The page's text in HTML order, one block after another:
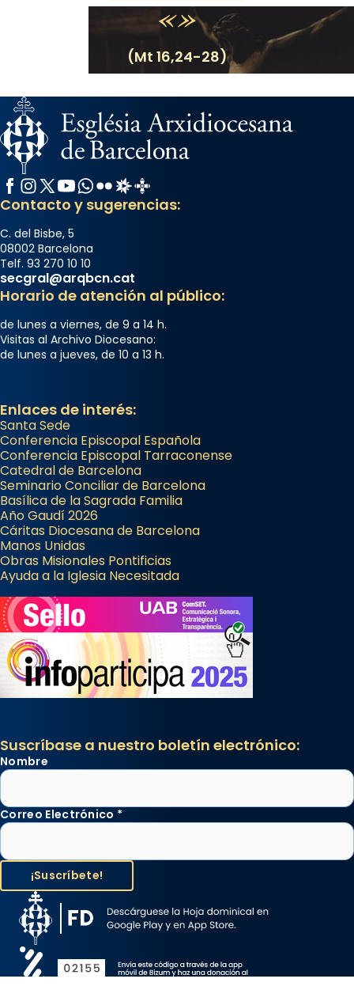
(Mt 16,24-28)
Facebook
Instagram
X / Twitter
YouTube
WhatsApp
FlickrRadio Estel
Catalunya Cristiana
Contacto y sugerencias:
C. del Bisbe, 5
08002 Barcelona
Telf. 93 270 10 10
secgral@arqbcn.cat
Horario de atención al público:
de lunes a viernes, de 9 a 14 h.
Visitas al Archivo Diocesano:
de lunes a jueves, de 10 a 13 h.
Enlaces de interés:
Santa Sede
Conferencia Episcopal Española
Conferencia Episcopal Tarraconense
Catedral de Barcelona
Seminario Conciliar de Barcelona
Basílica de la Sagrada Familia
Año Gaudí 2026
Cáritas Diocesana de Barcelona
Manos Unidas
Obras Misionales Pontificias
Ayuda a la Iglesia Necesitada
Suscríbase a nuestro boletín electrónico:
Nombre
Correo Electrónico *